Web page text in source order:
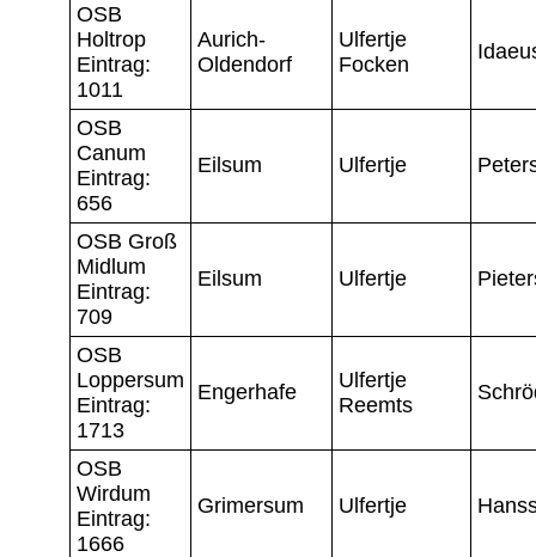
OSB
Holtrop
Eintrag:
1011
Aurich-
Oldendorf
Ulfertje
Focken
OSB
Canum
Eintrag:
656
Eilsum Ulfertje
OSB Groß
Midlum
Eintrag:
709
Eilsum Ulfertje
OSB
Loppersum
Eintrag:
1713
Engerhafe
Ulfertje
Reemts
OSB
Wirdum
Eintrag:
1666
Grimersum Ulfertje